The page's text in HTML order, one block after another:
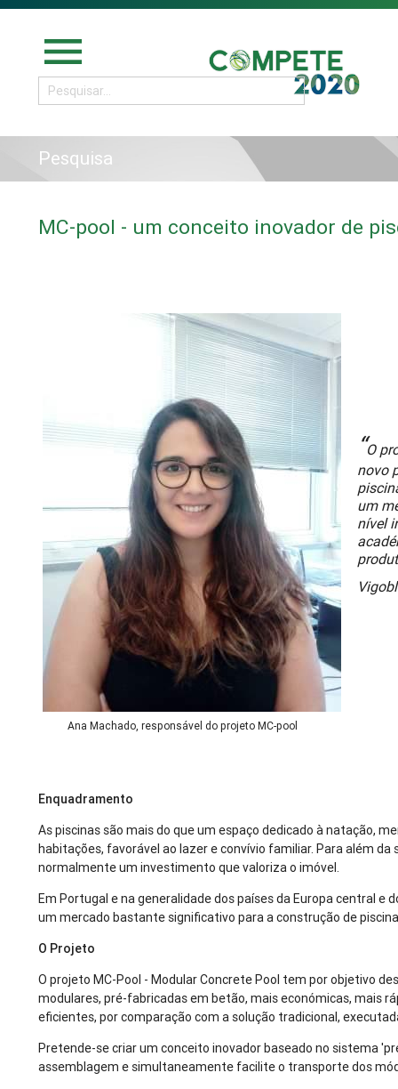
menu
Pesquisa
MC-pool - um conceito inovador de
Ana Machado, responsável do projeto MC-pool
“O
novo
um
nível
Enquadramento
As piscinas são mais do que um espaço dedicado à natação,
habitações, favorável ao lazer e convívio familiar. Para além
normalmente um investimento que valoriza o imóvel.
Em Portugal e na generalidade dos países da Europa central e
um mercado bastante significativo para a construção de
O Projeto
O projeto MC-Pool - Modular Concrete Pool tem por objetivo
modulares, pré-fabricadas em betão, mais económicas, mais
eficientes, por comparação com a solução tradicional,
Pretende-se criar um conceito inovador baseado no sistema
assemblagem e simultaneamente facilite o transporte dos